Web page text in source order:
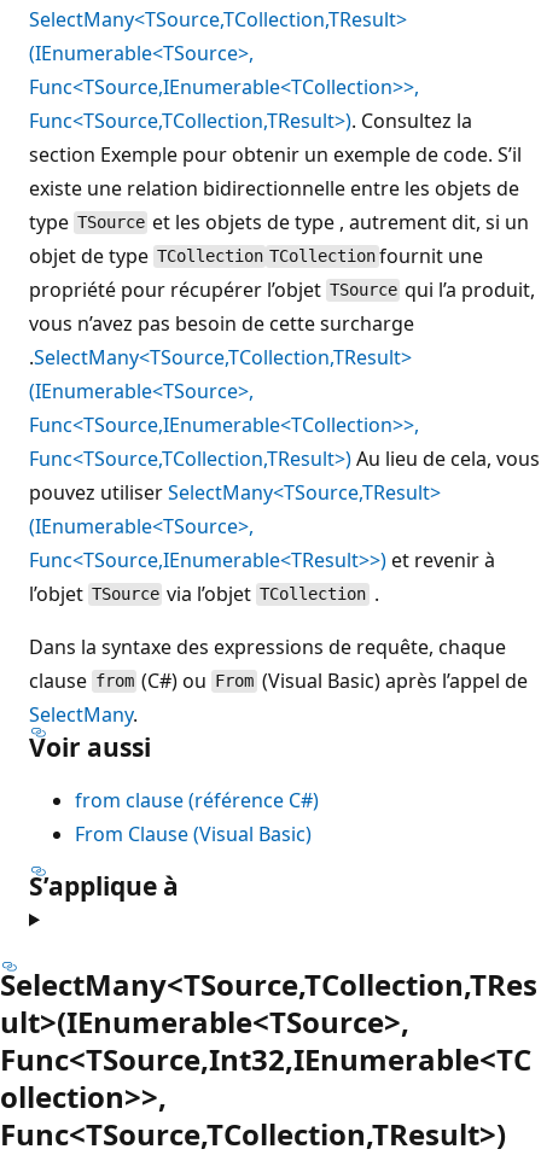
SelectMany<TSource,TCollection,TResult>
(IEnumerable<TSource>,
Func<TSource,IEnumerable<TCollection>>,
Func<TSource,TCollection,TResult>). Consultez la
section Exemple pour obtenir un exemple de code. S’il
existe une relation bidirectionnelle entre les objets de
type TSource et les objets de type , autrement dit, si un
objet de type TCollection TCollectionfournit une
propriété pour récupérer l’objet TSource qui l’a produit,
vous n’avez pas besoin de cette surcharge
.SelectMany<TSource,TCollection,TResult>
(IEnumerable<TSource>,
Func<TSource,IEnumerable<TCollection>>,
Func<TSource,TCollection,TResult>)Au lieu de cela, vous
pouvez utiliserSelectMany<TSource,TResult>
(IEnumerable<TSource>,
Func<TSource,IEnumerable<TResult>>)et revenir à
l’objet TSource via l’objet TCollection .
Dans la syntaxe des expressions de requête, chaque
clause from (C#) ou From(Visual Basic) après l’appel de
SelectMany.
Voir aussi
from clause (référence C#)
From Clause (Visual Basic)
S’applique à
SelectMany<TSource,TCollection,TRes
ult>(IEnumerable<TSource>,
Func<TSource,Int32,IEnumerable<TC
ollection>>,
Func<TSource,TCollection,TResult>)